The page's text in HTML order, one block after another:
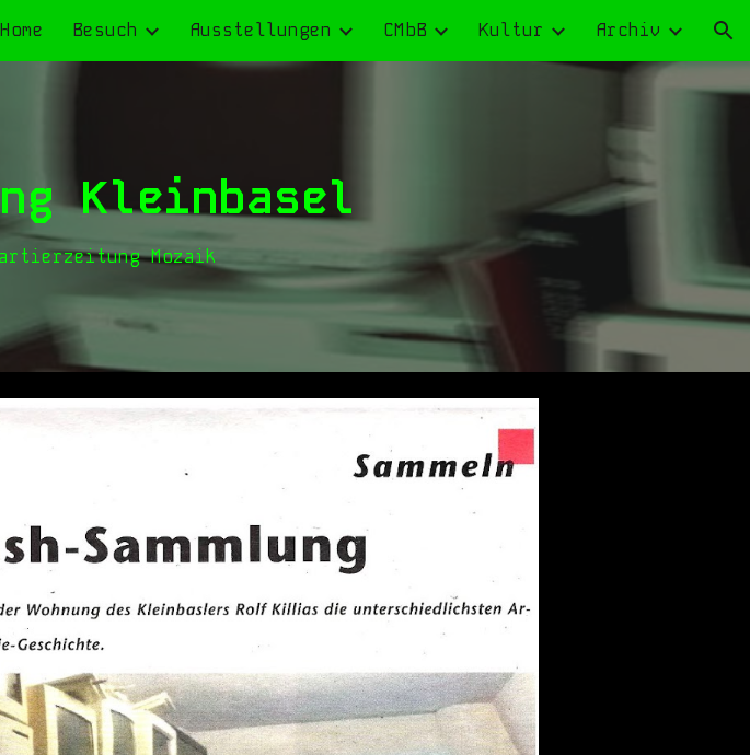
Skip to navigation
Home Besuch Ausstellungen CMbB Kultur Archiv
Kleinbasel
Mozaik